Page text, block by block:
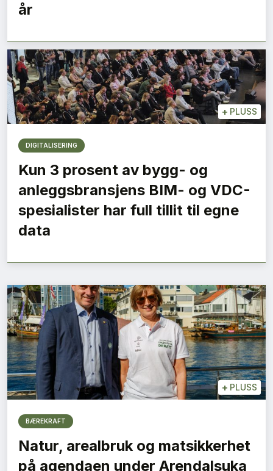
år
+ PLUSS
DIGITALISERING
Kun 3 prosent av bygg- og
anleggsbransjens BIM- og VDC-
spesialister har full tillit til egne
data
+ PLUSS
BÆREKRAFT
Natur, arealbruk og matsikkerhet
på agendaen under Arendalsuka